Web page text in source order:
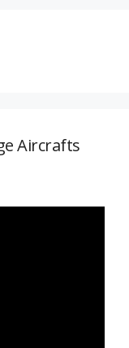
Aircrafts